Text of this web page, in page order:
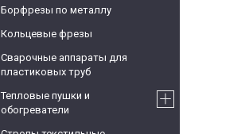
Борфрезы по металлу
Кольцевые фрезы
Сварочные аппараты для
пластиковых труб
Тепловые пушки и
обогреватели